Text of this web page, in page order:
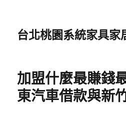
台北桃園系統家具家
加盟什麼最賺錢
東汽車借款與新